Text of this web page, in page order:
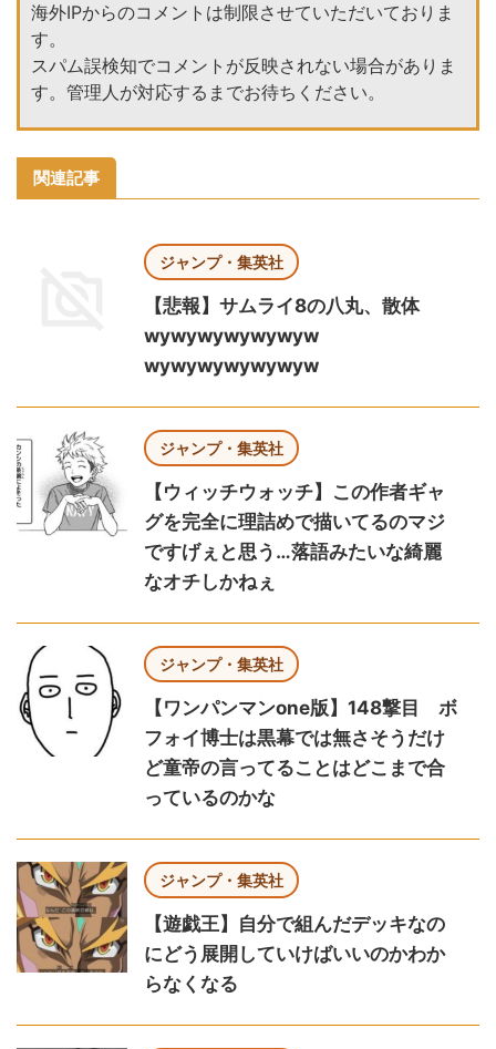
海外IPからのコメントは制限させていただいておりま
す。
スパム誤検知でコメントが反映されない場合がありま
す。管理人が対応するまでお待ちください。
関連記事
ジャンプ・集英社
【悲報】サムライ8の八丸、散体
wywywywywywyw
wywywywywywyw
ジャンプ・集英社
【ウィッチウォッチ】この作者ギャ
グを完全に理詰めで描いてるのマジ
ですげぇと思う…落語みたいな綺麗
なオチしかねぇ
ジャンプ・集英社
【ワンパンマンone版】148撃目 ボ
フォイ博士は黒幕では無さそうだけ
ど童帝の言ってることはどこまで合
っているのかな
ジャンプ・集英社
【遊戯王】自分で組んだデッキなの
にどう展開していけばいいのかわか
らなくなる